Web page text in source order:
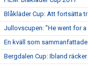
Blåkläder Cup: Att fortsätta
Jullovscupen: ”He went for a
En kväll som
Bergdalen Cup: Ibland